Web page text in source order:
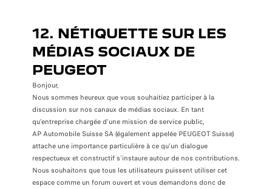
12. NÉTIQUETTE SUR LES
MÉDIAS SOCIAUX DE
PEUGEOT
Bonjour,
Nous sommes heureux que vous souhaitiez participer à la
discussion sur nos canaux de médias sociaux. En tant
qu’entreprise chargée d’une mission de service public,
AP Automobile Suisse SA (également appelée PEUGEOT Suisse)
attache une importance particulière à ce qu’un dialogue
respectueux et constructif s’instaure autour de nos contributions.
Nous souhaitons que tous les utilisateurs puissent utiliser cet
espace comme un forum ouvert et vous demandons donc de